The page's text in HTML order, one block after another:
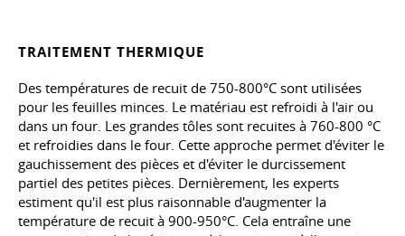
TRAITEMENT THERMIQUE
Des températures de recuit de 750-800°C sont utilisées
pour les feuilles minces. Le matériau est refroidi à l'air ou
dans un four. Les grandes tôles sont recuites à 760-800 °C
et refroidies dans le four. Cette approche permet d'éviter le
gauchissement des pièces et d'éviter le durcissement
partiel des petites pièces. Dernièrement, les experts
estiment qu'il est plus raisonnable d'augmenter la
température de recuit à 900-950°С. Cela entraîne une